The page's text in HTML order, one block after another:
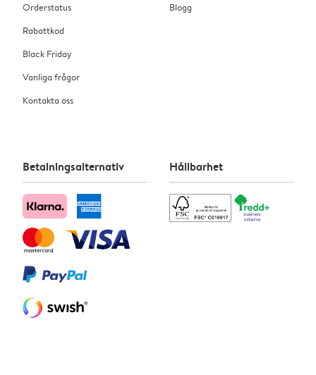
Orderstatus
Rabattkod
Black Friday
Vanliga frågor
Kontakta oss
Blogg
Betalningsalternativ Hållbarhet